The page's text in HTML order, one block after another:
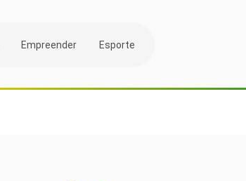
Empreender Esporte